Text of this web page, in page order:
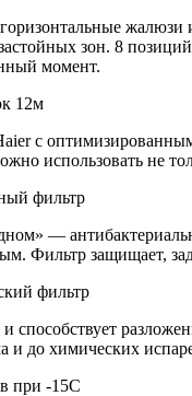
жалюзи
зон. 8
момент.
12м
с
использовать не
фильтр
—
Фильтр защищает,
фильтр
и способствует
и до химических
при -15С